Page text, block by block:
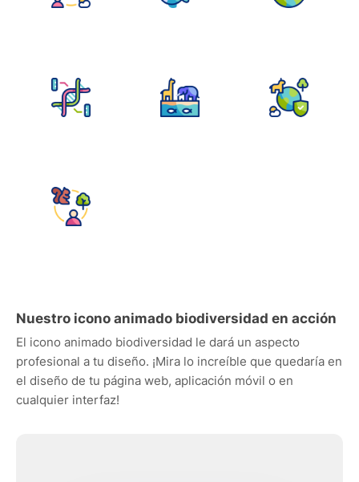
Nuestro icono animado biodiversidad en acción
El icono animado biodiversidad le dará un aspecto
profesional a tu diseño. ¡Mira lo increíble que quedaría en
el diseño de tu página web, aplicación móvil o en
cualquier interfaz!